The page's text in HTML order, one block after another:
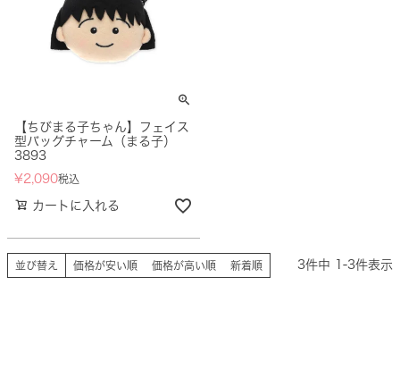
【ちびまる子ちゃん】フェイス
型バッグチャーム（まる子）
3893
¥2,090税込
カートに入れる
並び替え 価格が安い順 価格が高い順 新着順 3件中 -3件表示